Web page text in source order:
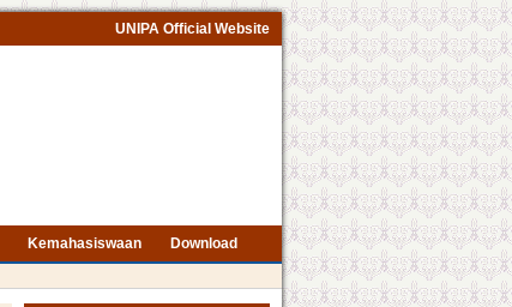
UNIPA Official Website
Kemahasiswaan Download